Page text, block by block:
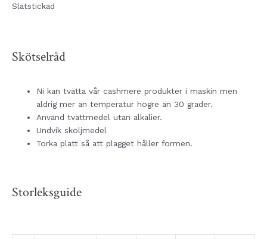
Slätstickad
Skötselråd
Ni kan tvätta vår cashmere produkter i maskin men
aldrig mer än temperatur högre än 30 grader.
Använd tvättmedel utan alkalier.
Undvik sköljmedel
Torka platt så att plagget håller formen.
Storleksguide